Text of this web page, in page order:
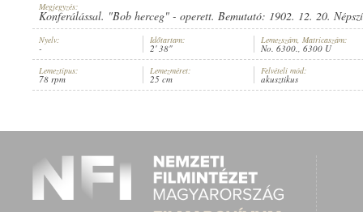
ARTIST: M. KIR. I. HONVÉD-ZENEKAR
Megjegyzés:
Konferálással. "Bob herceg" - operett. Bemutató: 1902. 12. 20.
Nyelv:
-
Időtartam:
2' 38"
Lemezszám, Matricaszám:
No. 6300., 6300 U
Lemeztípus:
78 rpm
Lemezméret:
25 cm
Felvételi mód:
akusztikus